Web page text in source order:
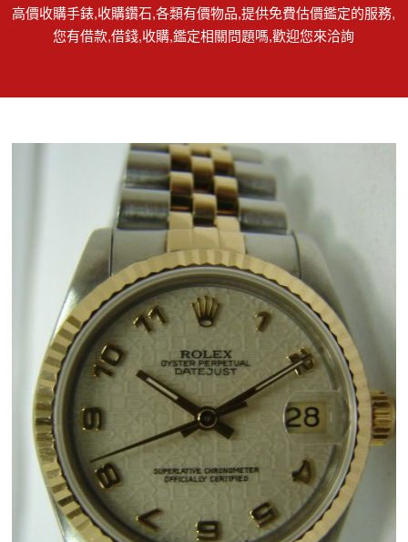
高價收購手錶,收購鑽石,各類有價物品,提供免費估價鑑定的服務,
您有借款,借錢,收購,鑑定相關問題嗎,歡迎您來洽詢